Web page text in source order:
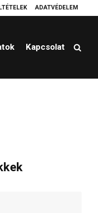
ADATVÉDELEM
Ferrostep Cold brew
Kapcsolat